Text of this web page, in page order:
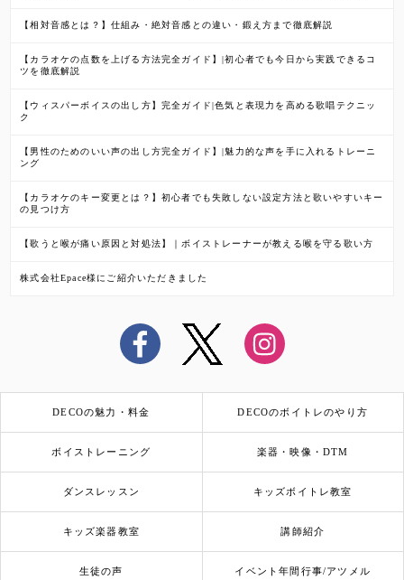
【相対音感とは？】仕組み・絶対音感との違い・鍛え方まで徹底解説
【カラオケの点数を上げる方法完全ガイド】|初心者でも今日から実践できるコ
ツを徹底解説
【ウィスパーボイスの出し方】完全ガイド|色気と表現力を高める歌唱テクニッ
ク
【男性のためのいい声の出し方完全ガイド】|魅力的な声を手に入れるトレーニ
ング
【カラオケのキー変更とは？】初心者でも失敗しない設定方法と歌いやすいキー
の見つけ方
【歌うと喉が痛い原因と対処法】｜ボイストレーナーが教える喉を守る歌い方
株式会社Epace様にご紹介いただきました
DECOの魅力・料金 DECOのボイトレのやり方
ボイストレーニング 楽器・映像・DTM
ダンスレッスン キッズボイトレ教室
キッズ楽器教室 講師紹介
生徒の声 イベント年間行事/アツメル